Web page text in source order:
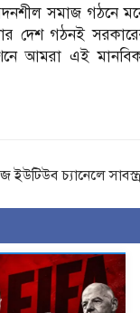
সমাজ গঠনে
দেশ গঠনই
আমরা এই
ইউটিউব চ্যানেলে